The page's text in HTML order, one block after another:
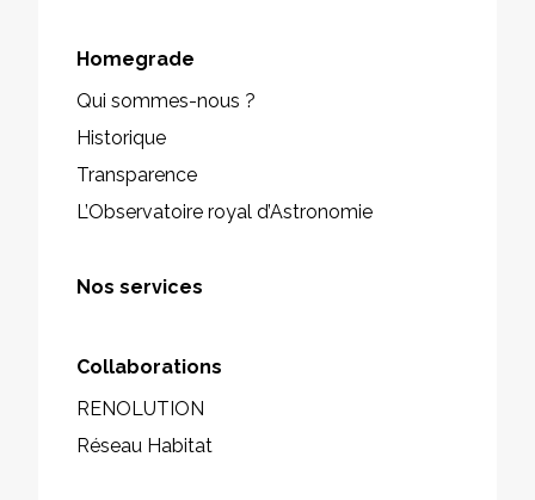
Homegrade
Qui sommes-nous ?
Historique
Transparence
L’Observatoire royal d’Astronomie
Nos services
Collaborations
RENOLUTION
Réseau Habitat